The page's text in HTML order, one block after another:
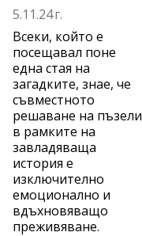
5.11.24 г.
Всеки, който е
посещавал поне
една стая на
загадките, знае, че
съвместното
решаване на пъзели
в рамките на
завладяваща
история е
изключително
емоционално и
вдъхновяващо
преживяване.